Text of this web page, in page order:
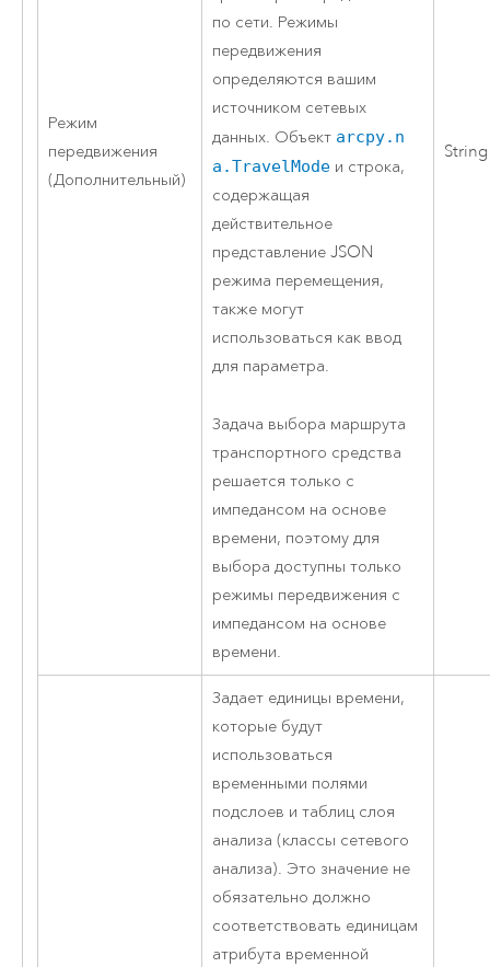
Режим
передвижения
(Дополнительный)
по сети. Режимы
передвижения
определяются вашим
источником сетевых
данных. Объект arcpy.n
a.TravelModeи строка,
содержащая
действительное
представление JSON
режима перемещения,
также могут
использоваться как ввод
для параметра.
Задача выбора маршрута
транспортного средства
решается только с
импедансом на основе
времени, поэтому для
выбора доступны только
режимы передвижения с
импедансом на основе
времени.
String
Задает единицы времени,
которые будут
использоваться
временными полями
подслоев и таблиц слоя
анализа (классы сетевого
анализа). Это значение не
обязательно должно
соответствовать единицам
атрибута временной